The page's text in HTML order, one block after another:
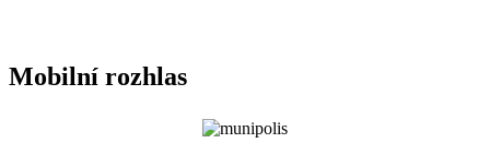
Mobilní rozhlas